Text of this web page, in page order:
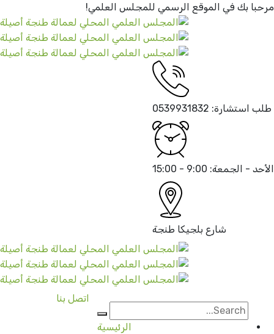
بك في الموقع الرسميللمجلس العلمي!
استشارة: 0539931832
- الجمعة: 9:00 - 15:00
شارع بلجيكا طنجة
الرئيسية
اتصل بنا